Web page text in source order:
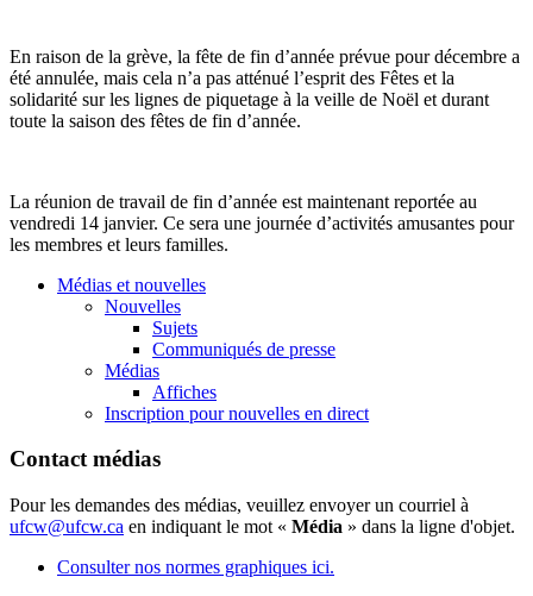
En raison de la grève, la fête de fin d’année prévue pour décembre a
été annulée, mais cela n’a pas atténué l’esprit des Fêtes et la
solidarité sur les lignes de piquetage à la veille de Noël et durant
toute la saison des fêtes de fin d’année.
La réunion de travail de fin d’année est maintenant reportée au
vendredi 14 janvier. Ce sera une journée d’activités amusantes pour
les membres et leurs familles.
Médias et nouvelles
Nouvelles
Sujets
Communiqués de presse
Médias
Affiches
Inscription pour nouvelles en direct
Contact médias
Pour les demandes des médias, veuillez envoyer un courriel à
ufcw@ufcw.ca en indiquant le mot « Média » dans la ligne d'objet.
Consulter nos normes graphiques ici.